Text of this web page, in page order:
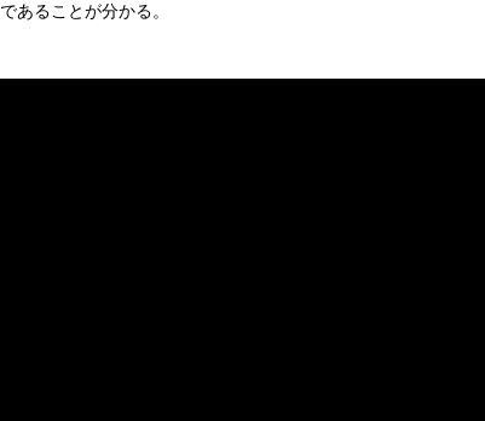
であることが分かる。